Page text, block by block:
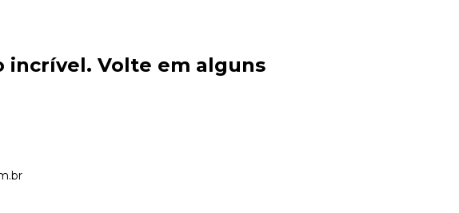
incrível. Volte em alguns